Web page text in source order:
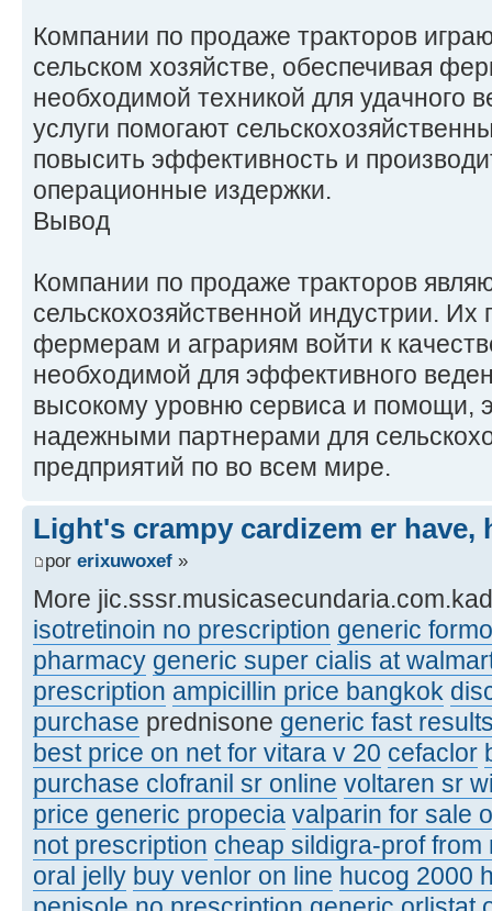
Компании по продаже тракторов
сельском хозяйстве, обеспечивая
необходимой техникой для удачного
услуги помогают
повысить эффективность и
операционные издержки.
Вывод
Компании по продаже тракторов
сельскохозяйственной индустрии.
фермерам и аграриям войти к
необходимой для эффективного
высокому уровню сервиса и помощи,
надежными партнерами для
предприятий по во всем мире.
Light's crampy cardizem er have,
por erixuwoxef »
More
isotretinoin no prescription generic
pharmacy generic super cialis at
prescription ampicillin price bangkok
purchase prednisone generic fast
best price on net for vitara v 20 cefaclor
purchase clofranil sr online voltaren sr
price generic propecia valparin for sale
not prescription cheap sildigra-prof from
oral jelly buy venlor on line hucog 2000